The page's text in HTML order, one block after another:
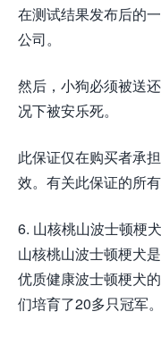
在测试结果发布后的
公司。
然后，小狗必须被送
况下被安乐死。
此保证仅在购买者承
效。有关此保证的所
6. 山核桃山波士顿梗
山核桃山波士顿梗犬
优质健康波士顿梗犬
们培育了20多只冠军。